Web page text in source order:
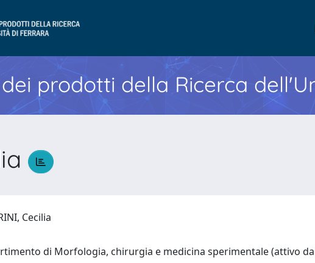
prodotti della Ricerca
Cecilia
di Morfologia, chirurgia e medicina sperimentale (attivo